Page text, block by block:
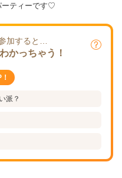
ーティーです♡
加すると…
かっちゃう！
派？